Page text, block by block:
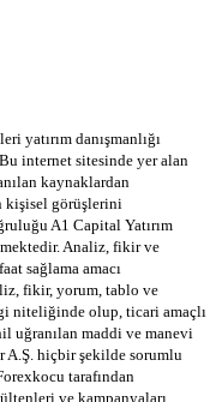
yatırım danışmanlığı
internet sitesinde yer alan
kaynaklardan
kişisel görüşlerini
A1 Capital Yatırım
Analiz, fikir ve
sağlama amacı
fikir, yorum, tablo ve
niteliğinde olup, ticari amaçlı
uğranılan maddi ve manevi
A.Ş. hiçbir şekilde sorumlu
tarafından
ve kampanyaları